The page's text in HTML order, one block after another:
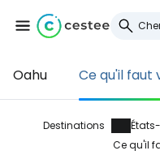
Oahu Ce qu'il faut
Destinations
Ce qu'il
Se
Cestee